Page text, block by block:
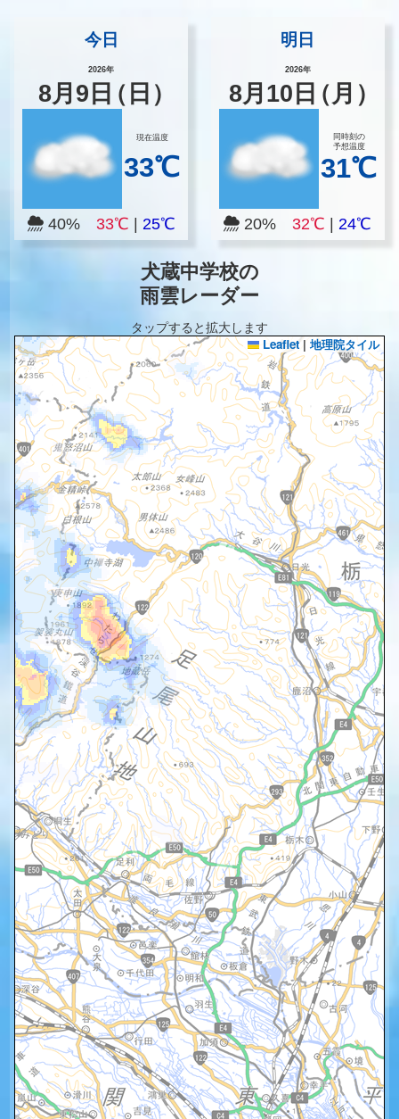
今日
2026年
8月 9 日（日）
現在温度
33℃
40% 33℃ 25℃
明日
2026年
8月 10 日（月）
同時刻の
予想温度
31℃
20%32℃ |24℃
犬蔵中学校の
雨雲レーダー
タップすると拡大します
Leaflet | 地理院タイル